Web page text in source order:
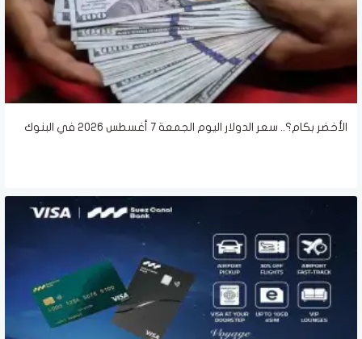
الأخضر بكام؟.. سعر الدولار اليوم الجمعة 7 أغسطس 2026 في البنوك